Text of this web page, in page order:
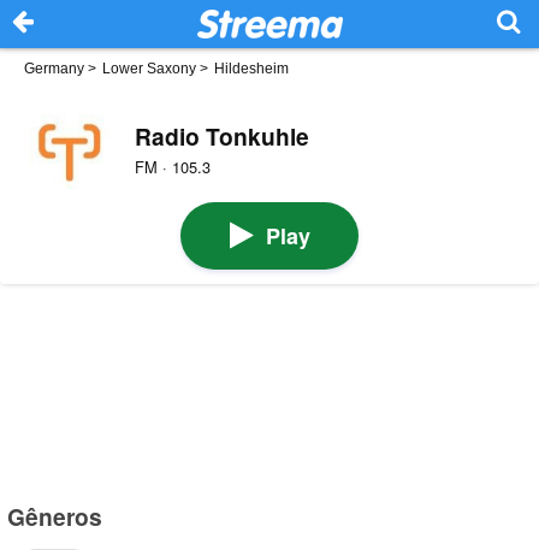
Germany > Lower Saxony > Hildesheim
Radio Tonkuhle
FM · 105.3
Play
Gêneros